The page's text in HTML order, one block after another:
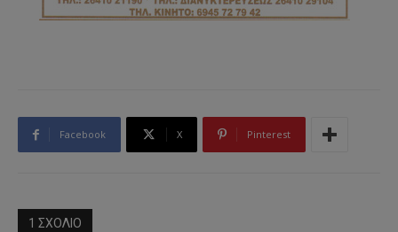
Facebook X Pinterest
1 ΣΧΟΛΙΟ